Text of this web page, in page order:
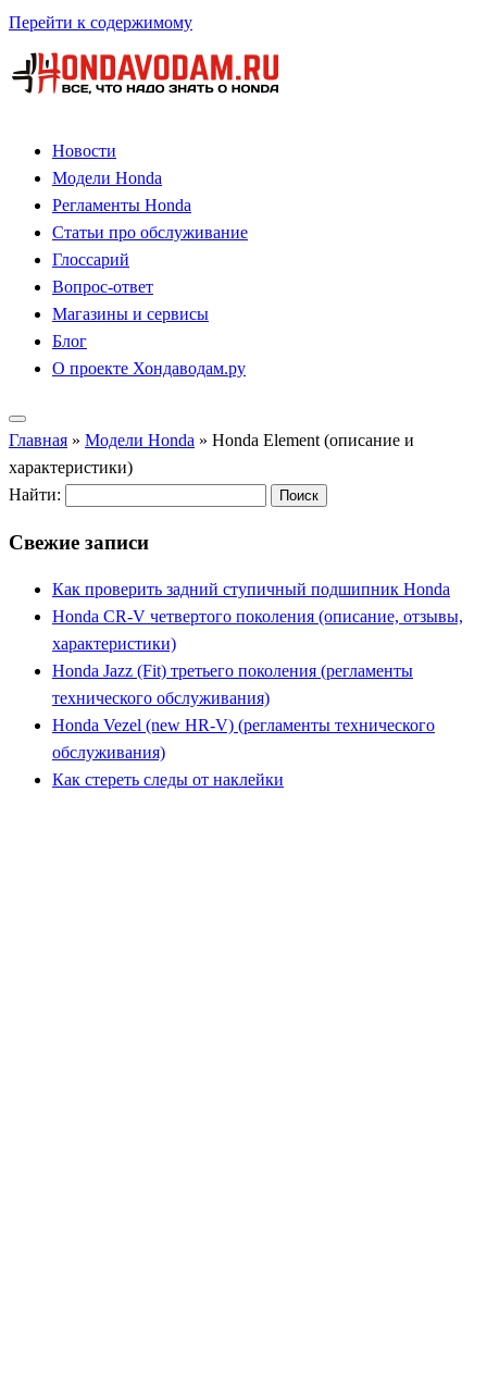
Перейти к содержимому
Новости
Модели Honda
Регламенты Honda
Статьи про обслуживание
Глоссарий
Вопрос-ответ
Магазины и сервисы
Блог
О проекте Хондаводам.ру
Главная » Модели Honda » Honda Element (описание и
характеристики)
Найти:
Свежие записи
Как проверить задний ступичный подшипник Honda
Honda CR-V четвертого поколения (описание, отзывы,
характеристики)
Honda Jazz (Fit) третьего поколения (регламенты
технического обслуживания)
Honda Vezel (new HR-V) (регламенты технического
обслуживания)
Как стереть следы от наклейки